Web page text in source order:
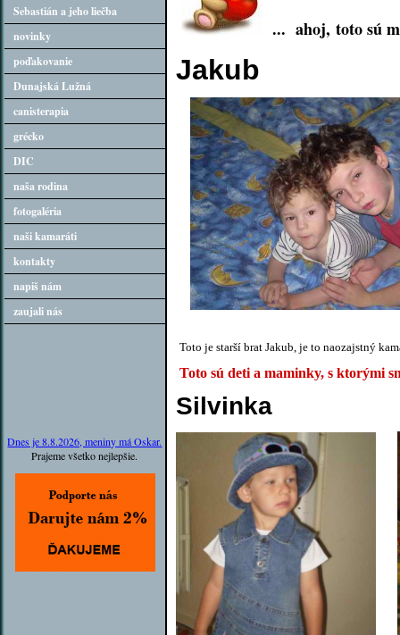
Sebastián a jeho liečba
novinky
poďakovanie
Dunajská Lužná
canisterapia
grécko
DIC
naša rodina
fotogaléria
naši kamaráti
kontakty
napiš nám
zaujali nás
Dnes je 8.8.2026, meniny má Oskar.
Prajeme všetko nejlepšie.
... ahoj, toto sú
Jakub
Toto je starší brat Jakub, je to naozajstný
Toto sú deti a maminky, s ktorými
Silvinka